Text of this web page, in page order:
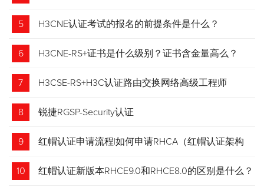
么？
5 H3CNE认证考试的报名的前提条件是什么？
6 H3CNE-RS+证书是什么级别？证书含金量高么？
7 H3CSE-RS+H3C认证路由交换网络高级工程师
8 锐捷RGSP-Security认证
9 红帽认证申请流程|如何申请RHCA（红帽认证架构
师）证书？申请步骤请收藏！
10 红帽认证新版本RHCE9.0和RHCE8.0的区别是什么？